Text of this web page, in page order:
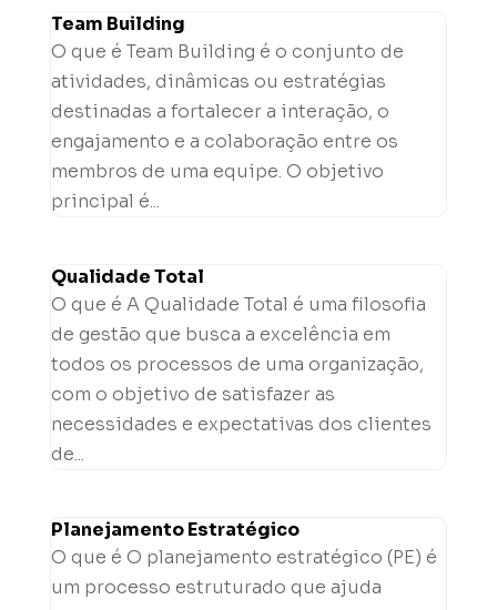
Team Building
O que é Team Building é o conjunto de
atividades, dinâmicas ou estratégias
destinadas a fortalecer a interação, o
engajamento e a colaboração entre os
membros de uma equipe. O objetivo
principal é...
Qualidade Total
O que é A Qualidade Total é uma filosofia
de gestão que busca a excelência em
todos os processos de uma organização,
com o objetivo de satisfazer as
necessidades e expectativas dos clientes
de...
Planejamento Estratégico
O que é O planejamento estratégico (PE) é
um processo estruturado que ajuda